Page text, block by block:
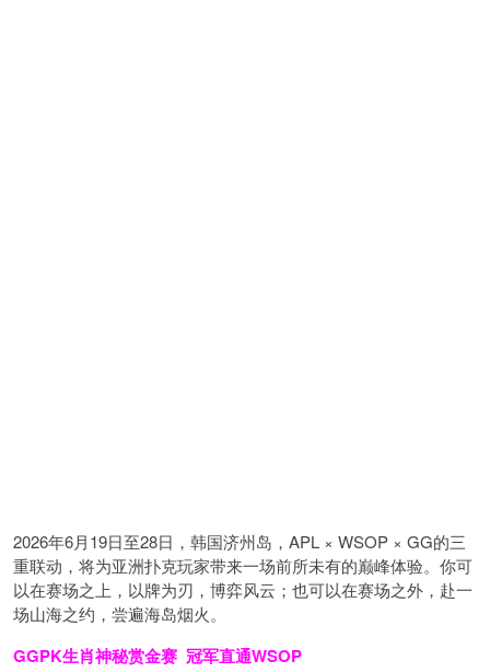
2026年6月19日至28日，韩国济州岛，APL × WSOP × GG的三
重联动，将为亚洲扑克玩家带来一场前所未有的巅峰体验。 你可
以在赛场之上，以牌为刃，博弈风云；也可以在赛场之外，赴一
场山海之约，尝遍海岛烟火。
GGPK生肖神秘赏金赛 冠军直通WSOP